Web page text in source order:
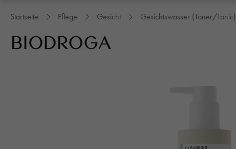
Startseite Pflege Gesicht Gesichtswasser (Toner/Tonic)